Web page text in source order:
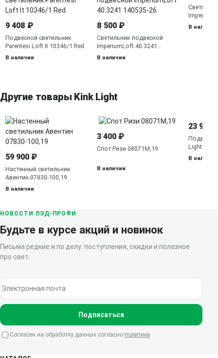
9 408 ₽
Подвесной светильник
Parentesi Loft It 10346/1 Red
В наличии
8 500 ₽
Светильник подвесной
ImperiumLoft 40.3241
140535-26
В наличии
140781-26
В наличии
Другие товары Kink Light
59 900 ₽
Настенный светильник
Авентин 07830-100,19
В наличии
3 400 ₽
Спот Ризи 08071M,19
В наличии
23 900
Light
В наличии
НОВОСТИ ЛЭД-ПРОФИ
Будьте в курсе акций и новинок
Письма редкие и по делу: поступления, скидки и полезное
про свет.
Электронная почта
Подписаться
Согласен на обработку данных согласно политике